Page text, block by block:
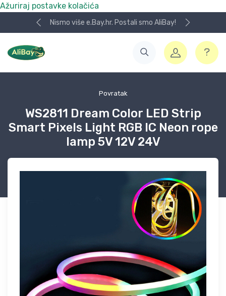
Ažuriraj postavke kolačića
Nismo više e.Bay.hr. Postali smo AliBay!
Povratak
WS2811 Dream Color LED Strip
Smart Pixels Light RGB IC Neon rope
lamp 5V 12V 24V